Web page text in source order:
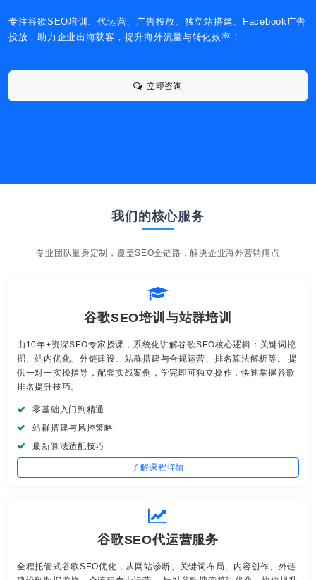
专注谷歌SEO培训、代运营、广告投放、独立站搭建、Facebook广告
投放，助力企业出海获客，提升海外流量与转化效率！
立即咨询
我们的核心服务
专业团队量身定制，覆盖SEO全链路，解决企业海外营销痛点
谷歌SEO培训与站群培训
由10年+资深SEO专家授课，系统化讲解谷歌SEO核心逻辑：关键词挖
掘、站内优化、外链建设、站群搭建与合规运营、排名算法解析等。 提
供一对一实操指导，配套实战案例，学完即可独立操作，快速掌握谷歌
排名提升技巧。
零基础入门到精通
站群搭建与风控策略
最新算法适配技巧
了解课程详情
谷歌SEO代运营服务
全程托管式谷歌SEO优化，从网站诊断、关键词布局、内容创作、外链